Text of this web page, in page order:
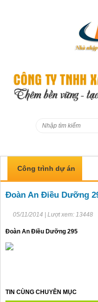
Công trình dự án
Đoàn An Điều Dưỡng
05/11/2014 | Lượt xem: 13448
Đoàn An Điều Dưỡng 295
TIN CÙNG CHUYÊN MỤC